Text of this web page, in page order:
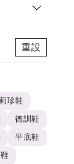
重設
珍鞋
德訓鞋
平底鞋